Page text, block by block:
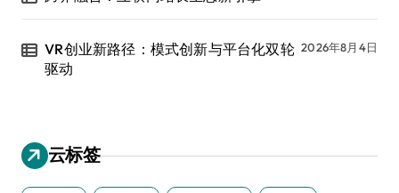
VR创业新路径：模式创新与平台化双轮
驱动
2026年8月4日
云标签